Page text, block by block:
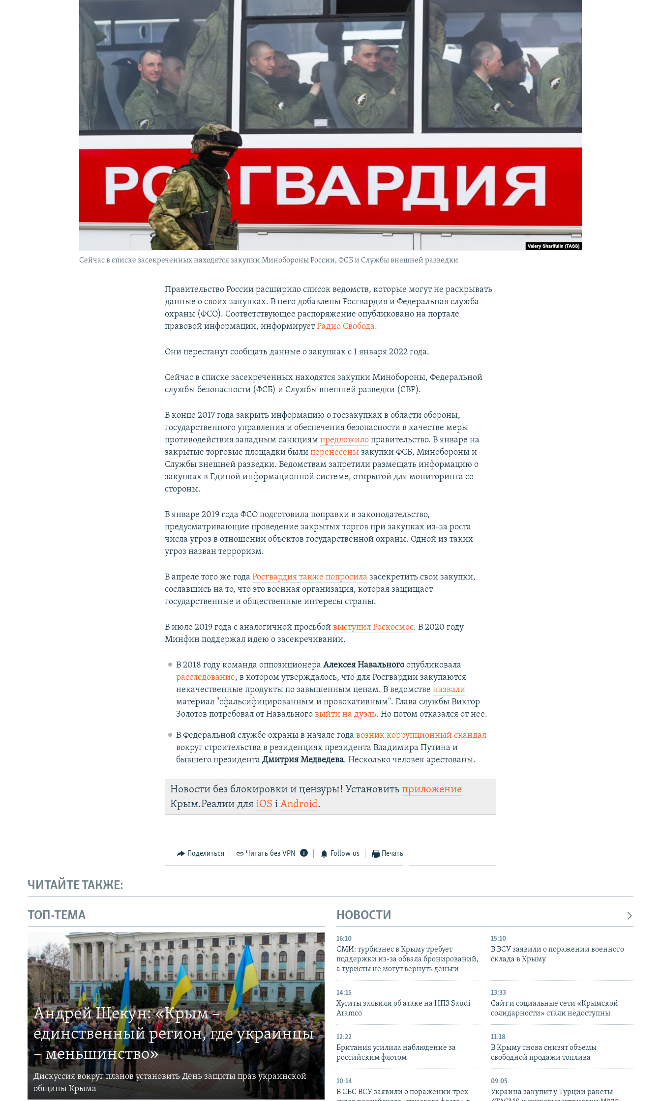
УКРАИНСКАЯ ПРОБЛЕМА КРЫМА
Сейчас в списке засекреченных находятся закупки Минобороны России, ФСБ и Службы внешней разведки
Правительство России расширило список ведомств, которые могут не раскрывать
данные о своих закупках. В него добавлены Росгвардия и Федеральная служба
охраны (ФСО). Соответствующее распоряжение опубликовано на портале
правовой информации, информируетРадио Свобода.
Они перестанут сообщать данные о закупках с 1 января 2022 года.
Сейчас в списке засекреченных находятся закупки Минобороны, Федеральной
службы безопасности (ФСБ) и Службы внешней разведки (СВР).
В конце 2017 года закрыть информацию о госзакупках в области обороны,
государственного управления и обеспечения безопасности в качестве меры
противодействия западным санкциямпредложило правительство. В январе на
закрытые торговые площадки былиперенесены закупки ФСБ, Минобороны и
Службы внешней разведки. Ведомствам запретили размещать информацию о
закупках в Единой информационной системе, открытой для мониторинга со
стороны.
В январе 2019 года ФСО подготовила поправки в законодательство,
предусматривающие проведение закрытых торгов при закупках из-за роста
числа угроз в отношении объектов государственной охраны. Одной из таких
угроз назван терроризм.
В апреле того же годаРосгвардия также попросила засекретить свои закупки,
сославшись на то, что это военная организация, которая защищает
государственные и общественные интересы страны.
В июле 2019 года с аналогичной просьбойвыступил Роскосмос. В 2020 году
Минфин поддержал идею о засекречивании.
В 2018 году команда оппозиционера Алексея Навальногоопубликовала
расследование, в котором утверждалось, что для Росгвардии закупаются
некачественные продукты по завышенным ценам. В ведомстве назвали
материал "сфальсифицированным и провокативным". Глава службы Виктор
Золотов потребовал от Навального выйти на дуэль. Но потом отказался от нее.
В Федеральной службе охраны в начале года возник коррупционный скандал
вокруг строительства в резиденциях президента Владимира Путина и
бывшего президента Дмитрия Медведева. Несколько человек арестованы.
Новости без блокировки и цензуры! Установитьприложение
Крым.Реалии дляiOS іAndroid.
Поделиться Читать без VPN Follow us Печать
ЧИТАЙТЕ ТАКЖЕ:
ТОП-ТЕМА
Андрей Щекун: «Крым –
единственный регион, где украинцы
– меньшинство»
Дискуссия вокруг планов установить День защиты прав украинской
общины Крыма
НОВОСТИ
16:10
СМИ: турбизнес в Крыму требует
поддержки из-за обвала бронирований,
а туристы не могут вернуть деньги
15:10
В ВСУ заявили о поражении военного
склада в Крыму
14:15
Хуситы заявили об атаке на НПЗ Saudi
Aramco
13:33
Сайт и социальные сети «Крымской
солидарности» стали недоступны
12:22
Британия усилила наблюдение за
российским флотом
11:18
В Крыму снова снизят объемы
свободной продажи топлива
10:14
В СБС ВСУ заявили о поражении трех
09:05
Украина закупит у Турции ракеты